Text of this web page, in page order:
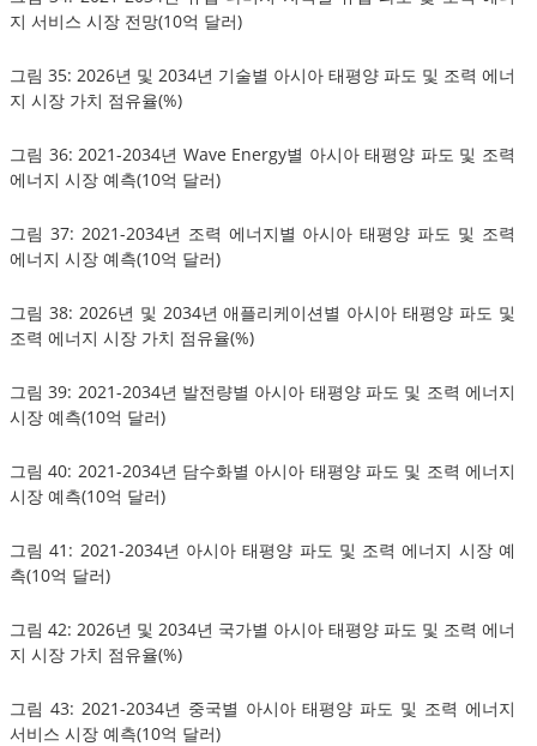
지 서비스 시장 전망(10억 달러)
그림 35: 2026년 및 2034년 기술별 아시아 태평양 파도 및 조력 에너
지 시장 가치 점유율(%)
그림 36: 2021-2034년 Wave Energy별 아시아 태평양 파도 및 조력
에너지 시장 예측(10억 달러)
그림 37: 2021-2034년 조력 에너지별 아시아 태평양 파도 및 조력
에너지 시장 예측(10억 달러)
그림 38: 2026년 및 2034년 애플리케이션별 아시아 태평양 파도 및
조력 에너지 시장 가치 점유율(%)
그림 39: 2021-2034년 발전량별 아시아 태평양 파도 및 조력 에너지
시장 예측(10억 달러)
그림 40: 2021-2034년 담수화별 아시아 태평양 파도 및 조력 에너지
시장 예측(10억 달러)
그림 41: 2021-2034년 아시아 태평양 파도 및 조력 에너지 시장 예
측(10억 달러)
그림 42: 2026년 및 2034년 국가별 아시아 태평양 파도 및 조력 에너
지 시장 가치 점유율(%)
그림 43: 2021-2034년 중국별 아시아 태평양 파도 및 조력 에너지
서비스 시장 예측(10억 달러)